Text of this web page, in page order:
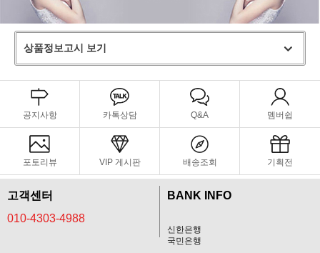
상품정보고시 보기
공지사항 카톡상담 Q&A 멤버쉽
포토리뷰 VIP 게시판 배송조회 기획전
고객센터
010-4303-4988
BANK INFO
신한은행
국민은행